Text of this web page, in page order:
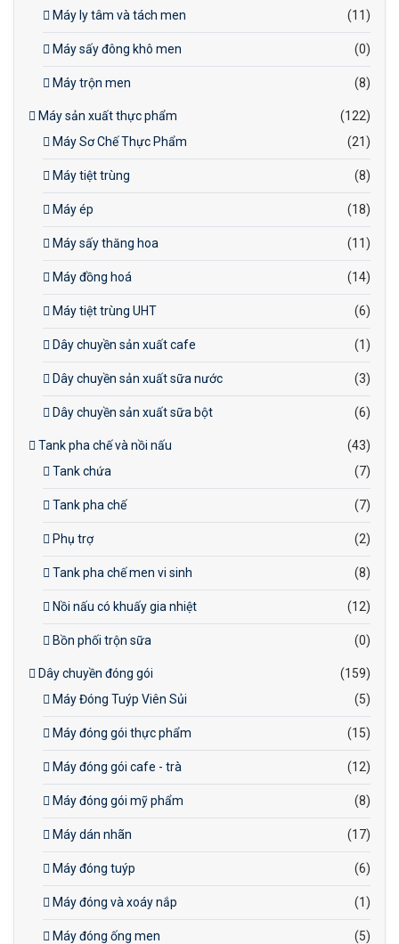
Máy ly tâm và tách men (11)
Máy sấy đông khô men (0)
Máy trộn men (8)
Máy sản xuất thực phẩm
(122)
Máy Sơ Chế Thực Phẩm
(21)
Máy tiệt trùng (8)
Máy ép (18)
Máy sấy thăng hoa (11)
Máy đồng hoá (14)
Máy tiệt trùng UHT (6)
Dây chuyền sản xuất cafe (1)
Dây chuyền sản xuất sữa nước (3)
Dây chuyền sản xuất sữa bột (6)
Tank pha chế và nồi nấu
(43)
Tank chứa
(7)
Tank pha chế (7)
Phụ trợ (2)
Tank pha chế men vi sinh (8)
Nồi nấu có khuấy gia nhiệt (12)
Bồn phối trộn sữa (0)
Dây chuyền đóng gói
(159)
Máy Đóng Tuýp Viên Sủi
(5)
Máy đóng gói thực phẩm (15)
Máy đóng gói cafe - trà (12)
Máy đóng gói mỹ phẩm (8)
Máy dán nhãn (17)
Máy đóng tuýp (6)
Máy đóng và xoáy nắp (1)
Máy đóng ống men (5)